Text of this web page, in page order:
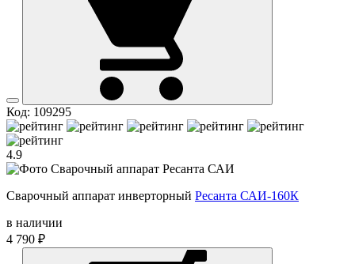
Код: 109295
4.9
Сварочный аппарат инверторный Ресанта САИ-160К
в наличии
4 790 ₽